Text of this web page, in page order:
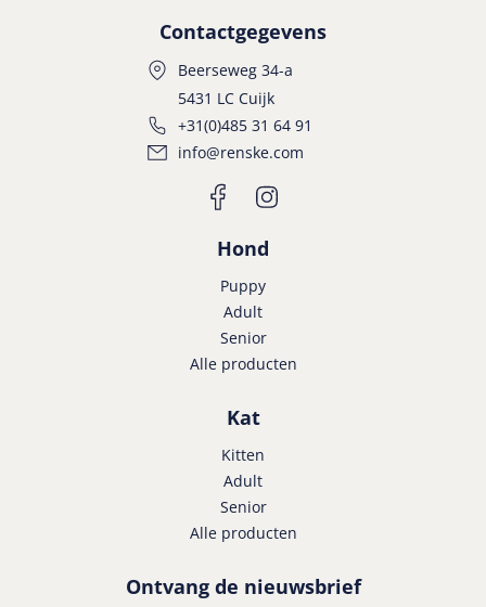
Contactgegevens
Beerseweg 34-a
5431 LC Cuijk
+31(0)485 31 64 91
info@renske.com
Hond
Puppy
Adult
Senior
Alle producten
Kat
Kitten
Adult
Senior
Alle producten
Ontvang de nieuwsbrief